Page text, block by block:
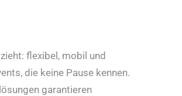
flexibel, mobil und
die keine Pause kennen.
garantieren